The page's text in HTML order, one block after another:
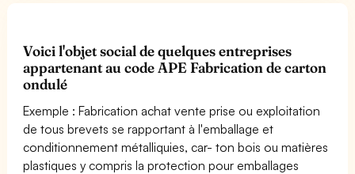
Voici l'objet social de quelques entreprises
appartenant au code APE Fabrication de carton
ondulé
Exemple : Fabrication achat vente prise ou exploitation
de tous brevets se rapportant à l'emballage et
conditionnement métalliquies, car- ton bois ou matières
plastiques y compris la protection pour emballages